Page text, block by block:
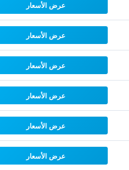
عرض الأسعار
عرض الأسعار
عرض الأسعار
عرض الأسعار
عرض الأسعار
عرض الأسعار